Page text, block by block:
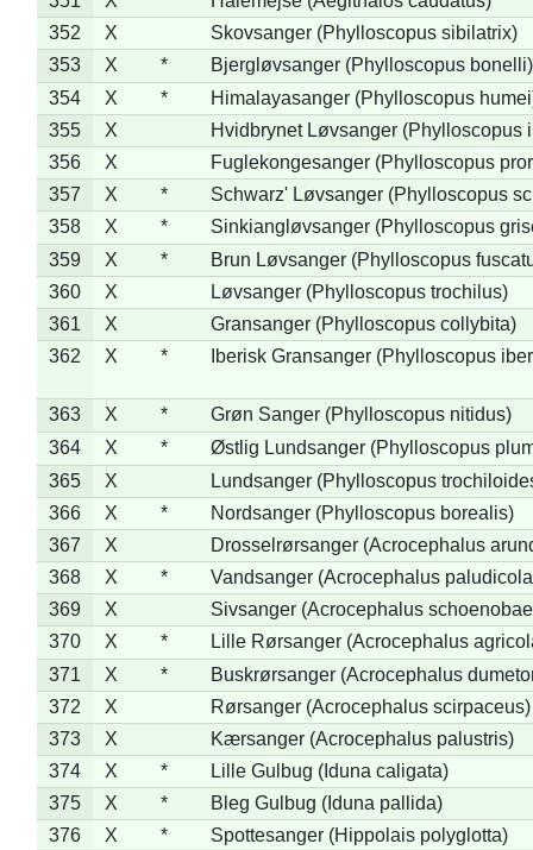
352
X
Skovsanger (Phylloscopus sibilatrix)
353
X *
Bjergløvsanger (Phylloscopus bonelli)
354
X *
Himalayasanger (Phylloscopus
355
X
Hvidbrynet Løvsanger (Phylloscopus
356
X
Fuglekongesanger (Phylloscopus
357
X *
Schwarz' Løvsanger (Phylloscopus
358
X *
Sinkiangløvsanger (Phylloscopus
359
X *
Brun Løvsanger (Phylloscopus
360
X
Løvsanger (Phylloscopus trochilus)
361
X
Gransanger (Phylloscopus collybita)
362
X * Iberisk Gransanger (Phylloscopus
363 X *
Grøn Sanger (Phylloscopus nitidus)
364
X *
Østlig Lundsanger (Phylloscopus
365
X
Lundsanger (Phylloscopus
366
X *
Nordsanger (Phylloscopus borealis)
367
X
Drosselrørsanger (Acrocephalus
368
X *
Vandsanger (Acrocephalus
369
X
Sivsanger (Acrocephalus
370
X *
Lille Rørsanger (Acrocephalus
371
X *
Buskrørsanger (Acrocephalus
372
X
Rørsanger (Acrocephalus scirpaceus)
373
X
Kærsanger (Acrocephalus palustris)
374
X *
Lille Gulbug (Iduna caligata)
375
X *
Bleg Gulbug (Iduna pallida)
376
X *
Spottesanger (Hippolais polyglotta)